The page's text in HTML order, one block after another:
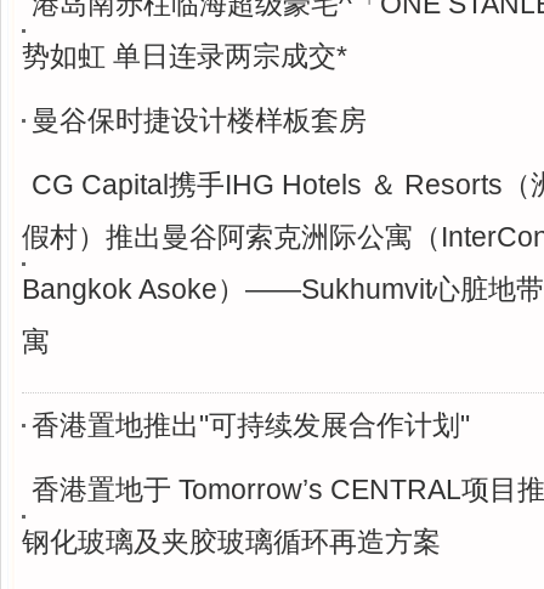
势如虹 单日连录两宗成交*
曼谷保时捷设计楼样板套房
CG Capital携手IHG Hotels ＆ Resorts（
假村）推出曼谷阿索克洲际公寓（
Bangkok Asoke）——Sukhumvit心脏地
寓
香港置地推出"可持续发展合作计划"
香港置地于 Tomorrow’s CENTRAL项目
钢化玻璃及夹胶玻璃循环再造方案